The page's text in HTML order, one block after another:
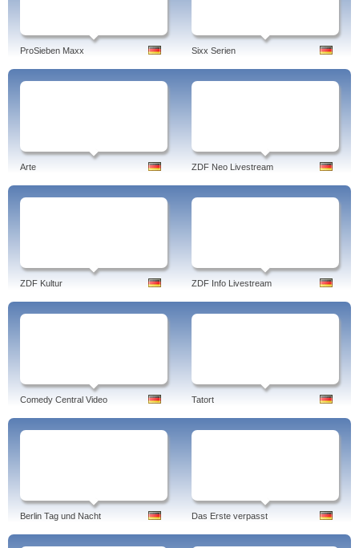
ProSieben Maxx Sixx Serien
Arte ZDF Neo Livestream
ZDF Kultur ZDF Info Livestream
Comedy Central Video Tatort
Berlin Tag und Nacht Das Erste verpasst